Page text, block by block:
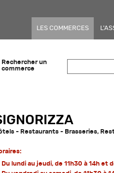
LES COMMERCES
Rechercher un
commerce
- Restaurants - Brasseries,
Du lundi au jeudi, de 11h30 à 14h et